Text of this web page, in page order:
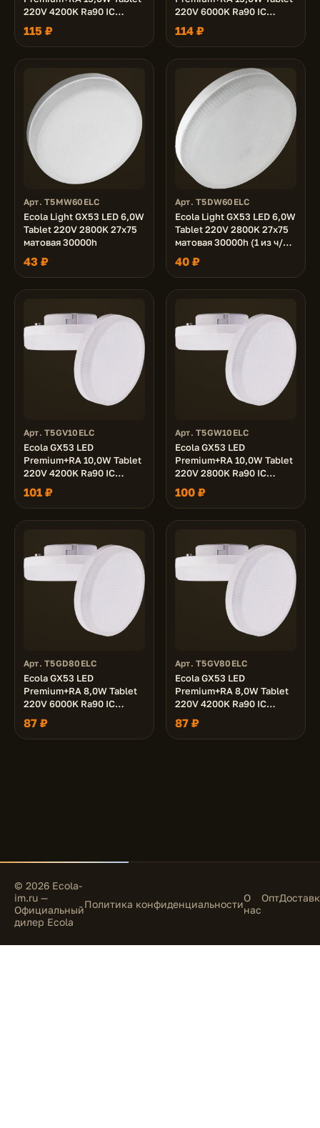
220V 4200K Ra90 IC
матовая 27x75
115 ₽
220V 6000K Ra90 IC
матовая 27x75
114 ₽
Арт. T5MW60ELC
Ecola Light GX53 LED 6,0W
Tablet 220V 2800K 27x75
матовая 30000h
43 ₽
Арт. T5DW60ELC
Ecola Light GX53 LED 6,0W
Tablet 220V 2800K 27x75
матовая 30000h (1 из ч/б
уп. по 10)
40 ₽
Арт. T5GV10ELC
Ecola GX53 LED
Premium+RA 10,0W Tablet
220V 4200K Ra90 IC
матовая 27x75
101 ₽
Арт. T5GW10ELC
Ecola GX53 LED
Premium+RA 10,0W Tablet
220V 2800K Ra90 IC
матовая 27x75
100 ₽
Арт. T5GD80ELC
Ecola GX53 LED
Premium+RA 8,0W Tablet
220V 6000K Ra90 IC
матовая 27x75
87 ₽
Арт. T5GV80ELC
Ecola GX53 LED
Premium+RA 8,0W Tablet
220V 4200K Ra90 IC
матовая 27x75
87 ₽
© 2026 Ecola-
im.ru —
Официальный
дилер Ecola
Политика конфиденциальностиО
нас
Опт